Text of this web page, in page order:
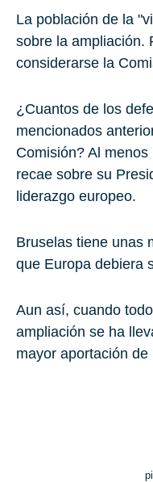
La población de la
sobre la ampliación.
considerarse la
¿Cuantos de los
mencionados
Comisión? Al
recae sobre su
liderazgo europeo.
Bruselas tiene unas
que Europa debiera
Aun así, cuando
ampliación se ha
mayor aportación